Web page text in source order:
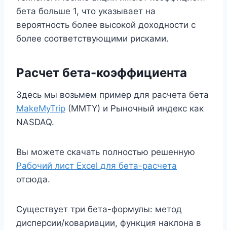
бета больше 1, что указывает на
вероятность более высокой доходности с
более соответствующими рисками.
Расчет бета-коэффициента
Здесь мы возьмем пример для расчета бета
MakeMyTrip (MMTY) и Рыночный индекс как
NASDAQ.
Вы можете скачать полностью решенную
Рабочий лист Excel для бета-расчета
отсюда.
Существует три бета-формулы: метод
дисперсии/ковариации, функция наклона в